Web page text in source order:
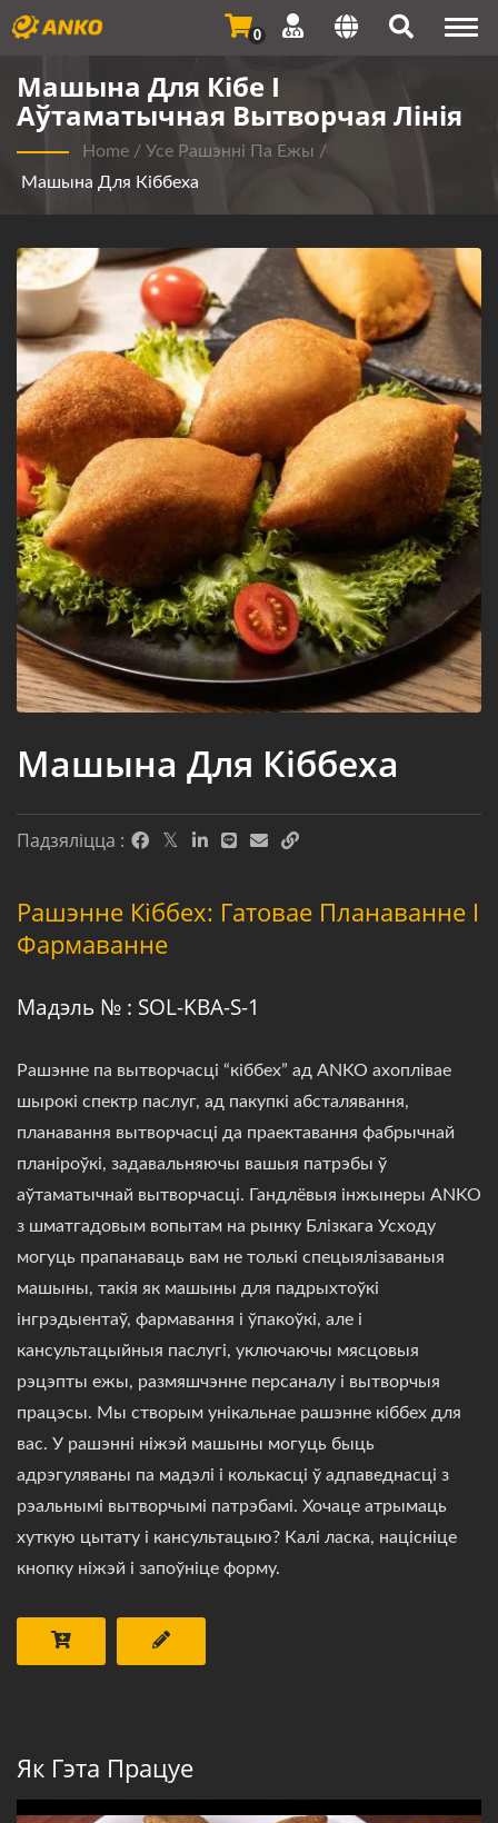
0
Машына Для Кібе І
Аўтаматычная Вытворчая Лінія
Home / Усе Рашэнні Па Ежы /
Машына Для Кіббеха
Машына Для Кіббеха
Падзяліцца :
Рашэнне Кіббех: Гатовае Планаванне І
Фармаванне
Мадэль № : SOL-KBA-S-1
Рашэнне па вытворчасці “кіббех” ад ANKO ахоплівае
шырокі спектр паслуг, ад пакупкі абсталявання,
планавання вытворчасці да праектавання фабрычнай
планіроўкі, задавальняючы вашыя патрэбы ў
аўтаматычнай вытворчасці. Гандлёвыя інжынеры ANKO
з шматгадовым вопытам на рынку Блізкага Усходу
могуць прапанаваць вам не толькі спецыялізаваныя
машыны, такія як машыны для падрыхтоўкі
інгрэдыентаў, фармавання і ўпакоўкі, але і
кансультацыйныя паслугі, уключаючы мясцовыя
рэцэпты ежы, размяшчэнне персаналу і вытворчыя
працэсы. Мы створым унікальнае рашэнне кіббех для
вас. У рашэнні ніжэй машыны могуць быць
адрэгуляваны па мадэлі і колькасці ў адпаведнасці з
рэальнымі вытворчымі патрэбамі. Хочаце атрымаць
хуткую цытату і кансультацыю? Калі ласка, націсніце
кнопку ніжэй і запоўніце форму.
Як Гэта Працуе